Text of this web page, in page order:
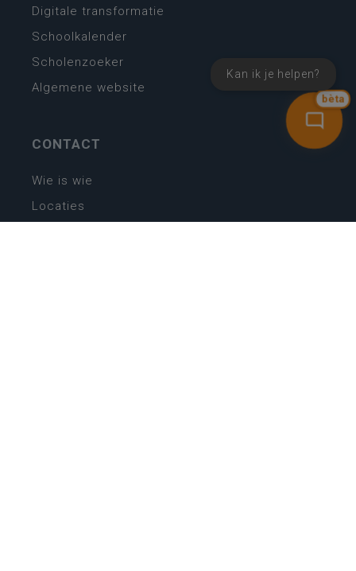
bèta
Kan ik je helpen?
Digitale transformatie
Schoolkalender
Scholenzoeker
Algemene website
CONTACT
Wie is wie
Locaties